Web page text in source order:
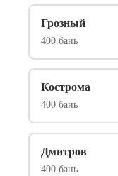
Грозный
400 бань
Кострома
400 бань
Дмитров
400 бань